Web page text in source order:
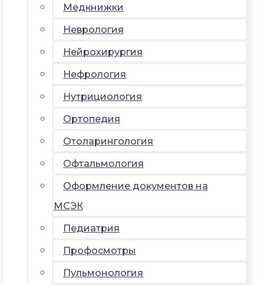
Медкнижки
Неврология
Нейрохирургия
Нефрология
Нутрициология
Ортопедия
Отоларингология
Офтальмология
Оформление документов на
МСЭК
Педиатрия
Профосмотры
Пульмонология